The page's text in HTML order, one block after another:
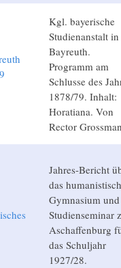
Kgl. bayerische
Studienanstalt in
Bayreuth.
Programm am
Schlusse des
1878/79. Inhalt:
Horatiana. Von
Rector
Jahres-Bericht
das
Gymnasium
Studienseminar
Aschaffenburg
das Schuljahr
1927/28.